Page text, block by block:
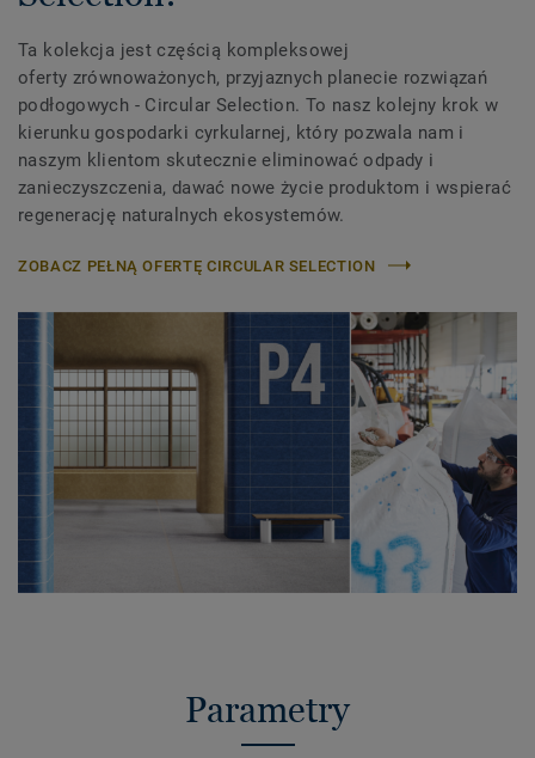
Ta kolekcja jest częścią kompleksowej
oferty zrównoważonych, przyjaznych planecie rozwiązań
podłogowych - Circular Selection. To nasz kolejny krok w
kierunku gospodarki cyrkularnej, który pozwala nam i
naszym klientom skutecznie eliminować odpady i
zanieczyszczenia, dawać nowe życie produktom i wspierać
regenerację naturalnych ekosystemów.
ZOBACZ PEŁNĄ OFERTĘ CIRCULAR SELECTION
Parametry